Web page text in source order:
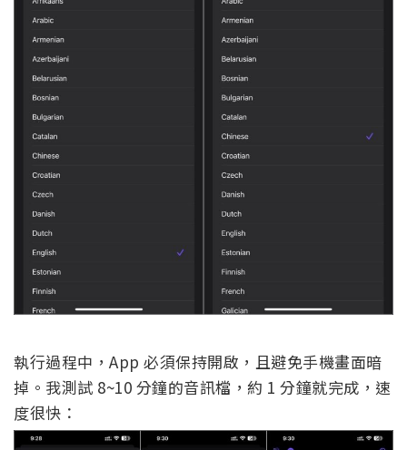
執行過程中，App 必須保持開啟，且避免手機畫面暗
掉。我測試 8~10 分鐘的音訊檔，約 1 分鐘就完成，速
度很快：